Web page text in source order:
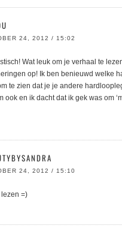
24, 2012 / 15:02
Wat leuk om je verhaal te
op! Ik ben benieuwd welke
te zien dat je je andere
ook en ik dacht dat ik gek was om
24, 2012 / 15:10
lezen =)